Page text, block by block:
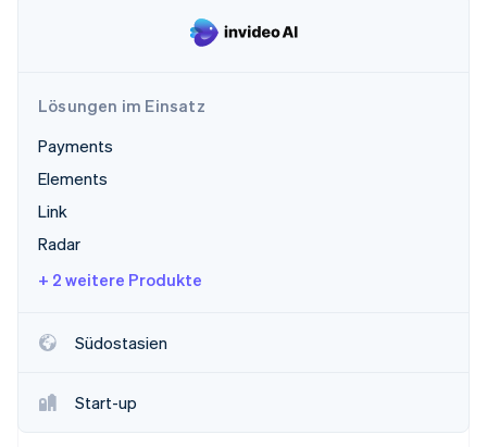
Erfahren Sie, wie Stripe Lösungen für die
Jetzt ansehen
Lösungen im Einsatz
Payments
Elements
Link
Radar
+ 2 weitere Produkte
Südostasien
Start-up